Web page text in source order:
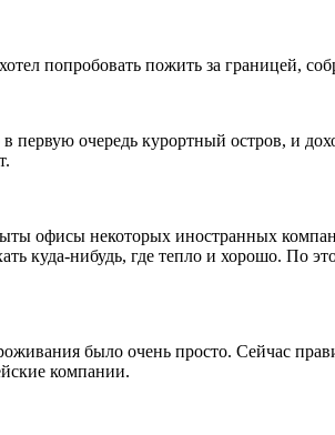
попробовать пожить за границей,
первую очередь курортный остров, и
офисы некоторых иностранных
куда-нибудь, где тепло и хорошо. По
было очень просто. Сейчас
компании.